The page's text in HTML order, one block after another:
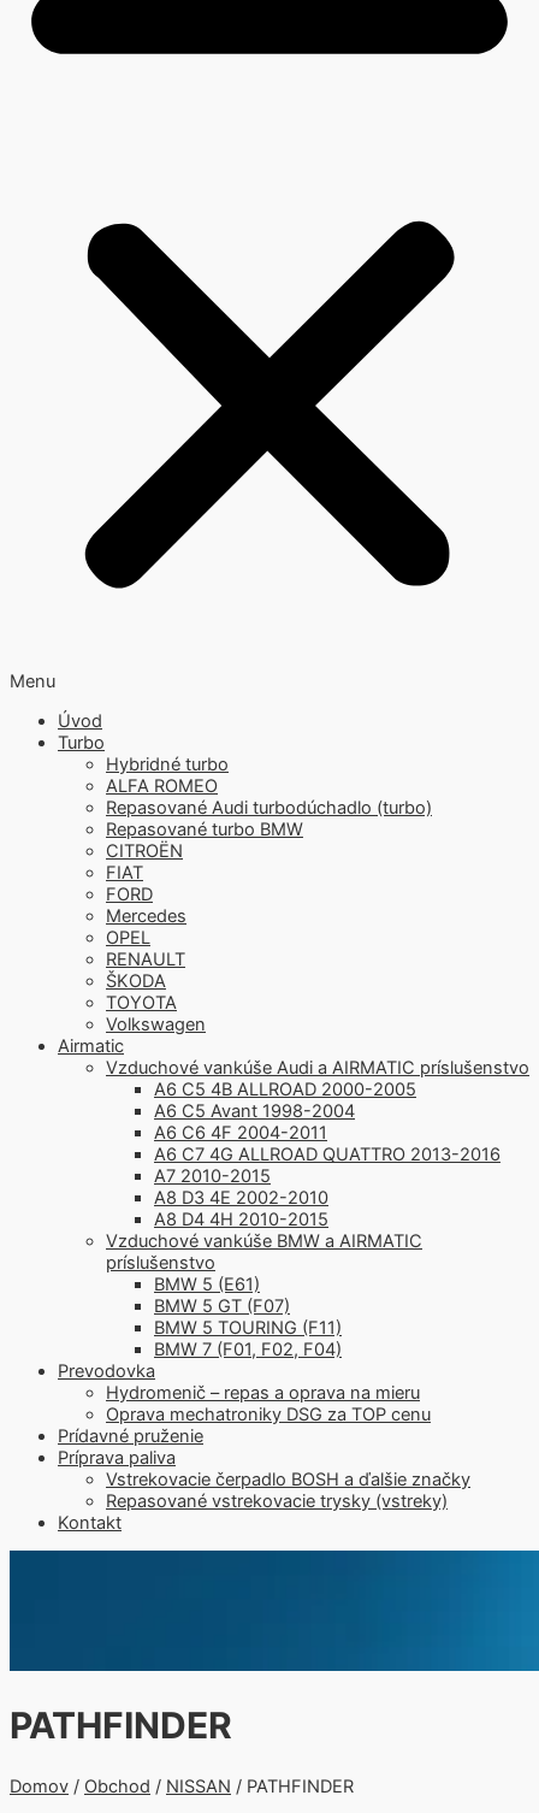
Menu
Úvod
Turbo
Hybridné turbo
ALFA ROMEO
Repasované Audi turbodúchadlo (turbo)
Repasované turbo BMW
CITROËN
FIAT
FORD
Mercedes
OPEL
RENAULT
ŠKODA
TOYOTA
Volkswagen
Airmatic
Vzduchové vankúše Audi a AIRMATIC príslušenstvo
A6 C5 4B ALLROAD 2000-2005
A6 C5 Avant 1998-2004
A6 C6 4F 2004-2011
A6 C7 4G ALLROAD QUATTRO 2013-2016
A7 2010-2015
A8 D3 4E 2002-2010
A8 D4 4H 2010-2015
Vzduchové vankúše BMW a AIRMATIC
príslušenstvo
BMW 5 (E61)
BMW 5 GT (F07)
BMW 5 TOURING (F11)
BMW 7 (F01, F02, F04)
Prevodovka
Hydromenič – repas a oprava na mieru
Oprava mechatroniky DSG za TOP cenu
Prídavné pruženie
Príprava paliva
Vstrekovacie čerpadlo BOSH a ďalšie značky
Repasované vstrekovacie trysky (vstreky)
Kontakt
PATHFINDER
Domov / Obchod / NISSAN / PATHFINDER